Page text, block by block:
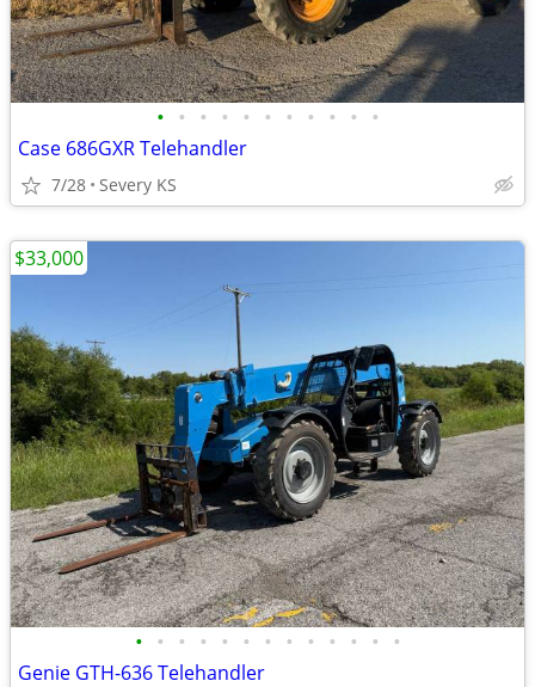
• • • • • • • • • • •
Case 686GXR Telehandler
7/28 Severy KS
• • • • • • • • • • • • •
Genie GTH-636 Telehandler
$33,000